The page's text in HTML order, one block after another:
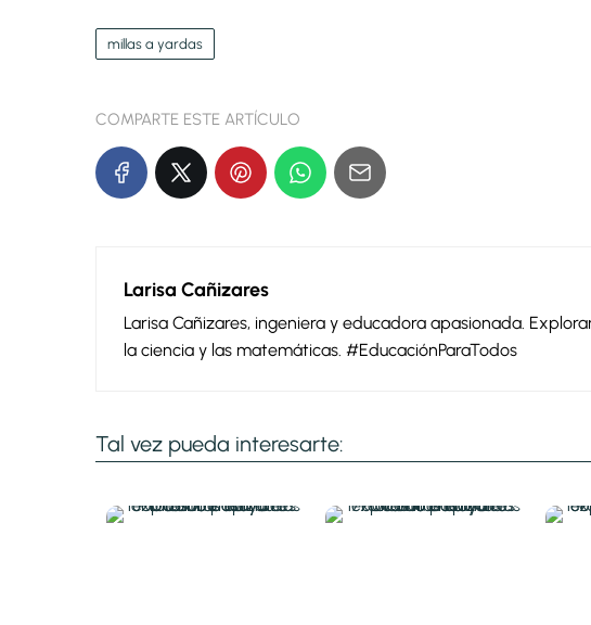
millas a yardas
COMPARTE ESTE ARTÍCULO
Larisa Cañizares
Larisa Cañizares, ingeniera y educadora apasionada.
la ciencia y las matemáticas. #EducaciónParaTodos
Tal vez pueda interesarte: